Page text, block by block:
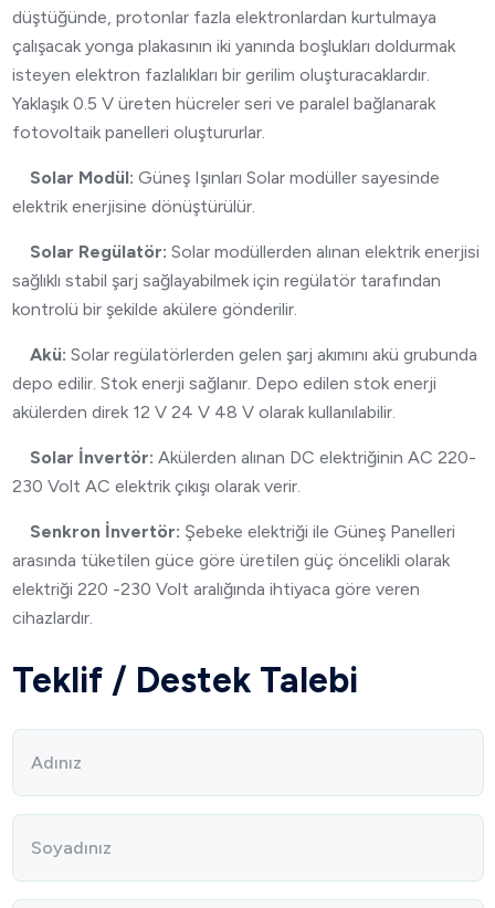
düştüğünde, protonlar fazla elektronlardan kurtulmaya
çalışacak yonga plakasının iki yanında boşlukları doldurmak
isteyen elektron fazlalıkları bir gerilim oluşturacaklardır.
Yaklaşık 0.5 V üreten hücreler seri ve paralel bağlanarak
fotovoltaik panelleri oluştururlar.
Solar Modül: Güneş Işınları Solar modüller sayesinde
elektrik enerjisine dönüştürülür.
Solar Regülatör: Solar modüllerden alınan elektrik enerjisi
sağlıklı stabil şarj sağlayabilmek için regülatör tarafından
kontrolü bir şekilde akülere gönderilir.
Akü: Solar regülatörlerden gelen şarj akımını akü grubunda
depo edilir. Stok enerji sağlanır. Depo edilen stok enerji
akülerden direk 12 V 24 V 48 V olarak kullanılabilir.
Solar İnvertör: Akülerden alınan DC elektriğinin AC 220-
230 Volt AC elektrik çıkışı olarak verir.
Senkron İnvertör: Şebeke elektriği ile Güneş Panelleri
arasında tüketilen güce göre üretilen güç öncelikli olarak
elektriği 220 -230 Volt aralığında ihtiyaca göre veren
cihazlardır.
Teklif / Destek Talebi